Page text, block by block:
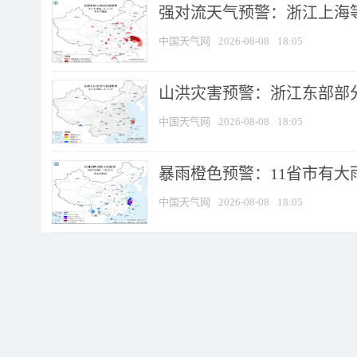
强对流天气预警：浙江上海
中国天气网 2026-08-08 18:05
山洪灾害预警：浙江东部
中国天气网 2026-08-08 18:05
暴雨橙色预警：11省市有
中国天气网 2026-08-08 18:05